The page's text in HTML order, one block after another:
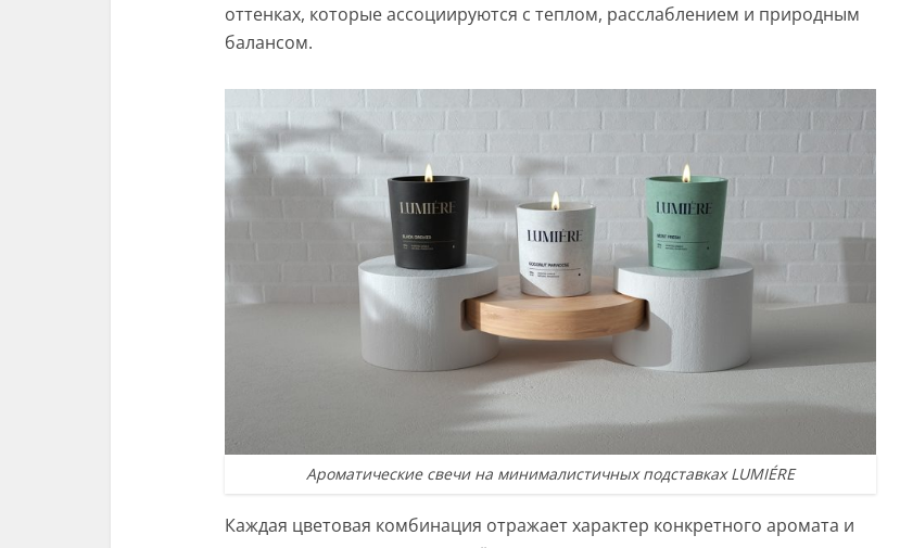
оттенках, которые ассоциируются с теплом, расслаблением и природным
балансом.
Ароматические свечи на минималистичных подставках LUMIÉRE
Каждая цветовая комбинация отражает характер конкретного аромата и